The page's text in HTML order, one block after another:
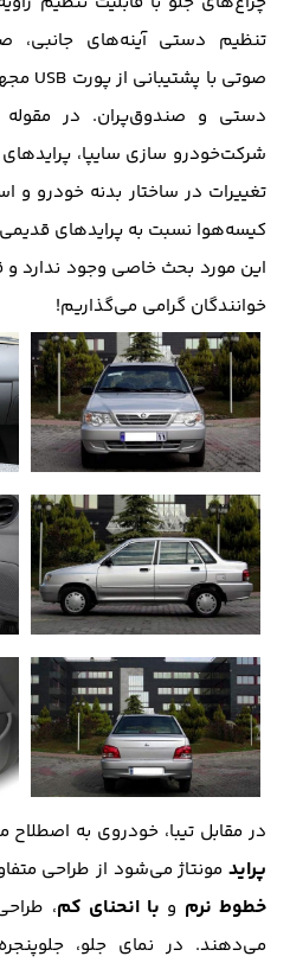
تنظیم دستی آینه‌های جانبی،
دستی و صندوق‌پران. در مقوله‌
تغییرات در ساختار بدنه خودرو و
کیسه‌هوا نسبت به پراید‌های قدیمی
این مورد بحث خاصی وجود ندارد و
خوانندگان گرامی می‌گذاریم!
در مقابل تیبا، خودروی به اصطلاح
پراید مونتاژ می‌شود از طراحی
خطوط نرم و با انحنای کم،
می‌دهند. در نمای جلو،